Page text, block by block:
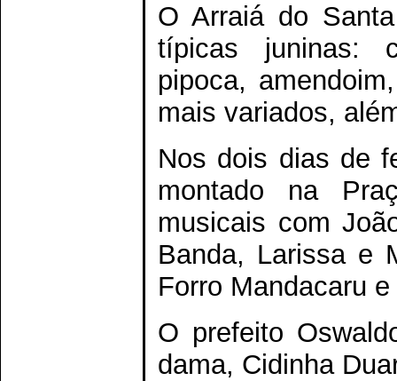
O Arraiá do
típicas juninas:
pipoca,
mais variados,
Nos dois dias de
montado na
musicais com
Banda, Larissa e
Forro Mandacaru
O prefeito
dama, Cidinha